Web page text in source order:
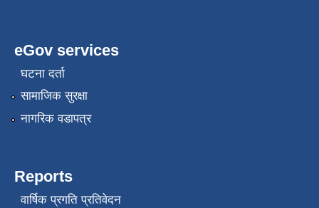
eGov services
घटना दर्ता
सामाजिक सुरक्षा
नागरिक वडापत्र
Reports
वार्षिक प्रगति प्रतिवेदन